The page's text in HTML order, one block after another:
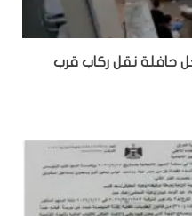
حافلة نقل ركاب قرب